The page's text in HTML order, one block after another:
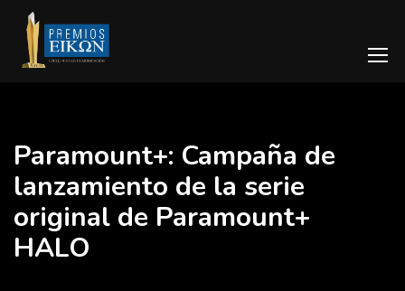
Paramount+: Campaña de
lanzamiento de la serie
original de Paramount+
HALO